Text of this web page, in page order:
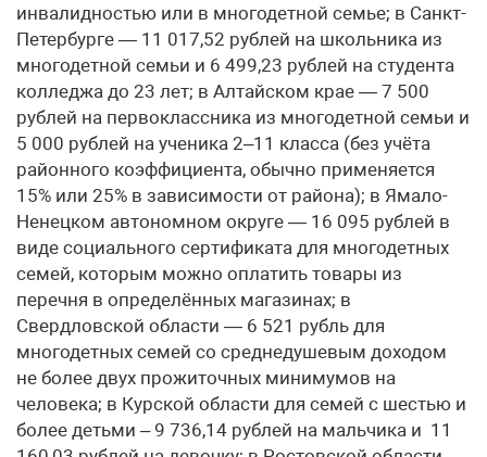
инвалидностью или в многодетной семье; в Санкт-
Петербурге — 11 017,52 рублей на школьника из
многодетной семьи и 6 499,23 рублей на студента
колледжа до 23 лет; в Алтайском крае — 7 500
рублей на первоклассника из многодетной семьи и
5 000 рублей на ученика 2–11 класса (без учёта
районного коэффициента, обычно применяется
15% или 25% в зависимости от района); в Ямало-
Ненецком автономном округе — 16 095 рублей в
виде социального сертификата для многодетных
семей, которым можно оплатить товары из
перечня в определённых магазинах; в
Свердловской области — 6 521 рубль для
многодетных семей со среднедушевым доходом
не более двух прожиточных минимумов на
человека; в Курской области для семей с шестью и
более детьми – 9 736,14 рублей на мальчика и 11